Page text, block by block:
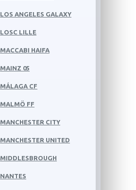
LOS ANGELES GALAXY
LOSC LILLE
MACCABI HAIFA
MAINZ 05
MÁLAGA CF
MALMÖ FF
MANCHESTER CITY
MANCHESTER UNITED
MIDDLESBROUGH
NANTES